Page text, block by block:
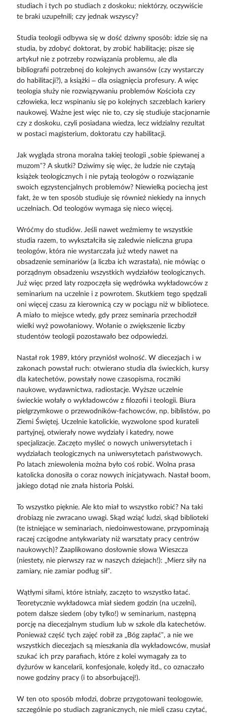
studiach i tych po studiach z doskoku; niektórzy, oczywiście
te braki uzupełnili; czy jednak wszyscy?
Studia teologii odbywa się w dość dziwny sposób: idzie się na
studia, by zdobyć doktorat, by zrobić habilitację; pisze się
artykuł nie z potrzeby rozwiązania problemu, ale dla
bibliografii potrzebnej do kolejnych awansów (czy wystarczy
do habilitacji?), a książki – dla osiągnięcia profesury. A więc
teologia służy nie rozwiązywaniu problemów Kościoła czy
człowieka, lecz wspinaniu się po kolejnych szczeblach kariery
naukowej. Ważne jest więc nie to, czy się studiuje stacjonarnie
czy z doskoku, czyli posiadana wiedza, lecz widzialny rezultat
w postaci magisterium, doktoratu czy habilitacji.
Jak wygląda strona moralna takiej teologii „sobie śpiewanej a
muzom”? A skutki? Dziwimy się więc, że ludzie nie czytają
książek teologicznych i nie pytają teologów o rozwiązanie
swoich egzystencjalnych problemów? Niewielką pociechą jest
fakt, że w ten sposób studiuje się również niekiedy na innych
uczelniach. Od teologów wymaga się nieco więcej.
Wróćmy do studiów. Jeśli nawet weźmiemy te wszystkie
studia razem, to wykształciła się zaledwie nieliczna grupa
teologów, która nie wystarczała już wtedy nawet na
obsadzenie seminariów (a liczba ich wzrastała), nie mówiąc o
porządnym obsadzeniu wszystkich wydziałów teologicznych.
Już więc przed laty rozpoczęła się wędrówka wykładowców z
seminarium na uczelnie i z powrotem. Skutkiem tego spędzali
oni więcej czasu za kierownicą czy w pociągu niż w bibliotece.
A miało to miejsce wtedy, gdy przez seminaria przechodził
wielki wyż powołaniowy. Wołanie o zwiększenie liczby
studentów teologii pozostawało bez odpowiedzi.
Nastał rok 1989, który przyniósł wolność. W diecezjach i w
zakonach powstał ruch: otwierano studia dla świeckich, kursy
dla katechetów, powstały nowe czasopisma, roczniki
naukowe, wydawnictwa, radiostacje. Wyższe uczelnie
świeckie wołały o wykładowców z filozofii i teologii. Biura
pielgrzymkowe o przewodników-fachowców, np. biblistów, po
Ziemi Świętej. Uczelnie katolickie, wyzwolone spod kurateli
partyjnej, otwierały nowe wydziały i katedry, nowe
specjalizacje. Zaczęto myśleć o nowych uniwersytetach i
wydziałach teologicznych na uniwersytetach państwowych.
Po latach zniewolenia można było coś robić. Wolna prasa
katolicka donosiła o coraz nowych inicjatywach. Nastał boom,
jakiego dotąd nie znała historia Polski.
To wszystko pięknie. Ale kto miał to wszystko robić? Na taki
drobiazg nie zwracano uwagi. Skąd wziąć ludzi, skąd biblioteki
(te istniejące w seminariach, niedoinwestowane, przypominają
raczej czcigodne antykwariaty niż warsztaty pracy centrów
naukowych)? Zaaplikowano dosłownie słowa Wieszcza
(niestety, nie pierwszy raz w naszych dziejach!): „Mierz siły na
zamiary, nie zamiar podług sił”.
Wątłymi siłami, które istniały, zaczęto to wszystko łatać.
Teoretycznie wykładowca miał siedem godzin (na uczelni),
potem dalsze siedem (oby tylko!) w seminarium, następną
porcję na diecezjalnym studium lub w szkole dla katechetów.
Ponieważ część tych zajęć robił za „Bóg zapłać”, a nie we
wszystkich diecezjach są mieszkania dla wykładowców, musiał
szukać ich przy parafiach, które z kolei wymagały za to
dyżurów w kancelarii, konfesjonale, kolędy itd., co oznaczało
nowe godziny pracy (i to absorbującej!).
W ten oto sposób młodzi, dobrze przygotowani teologowie,
szczególnie po studiach zagranicznych, nie mieli czasu czytać,